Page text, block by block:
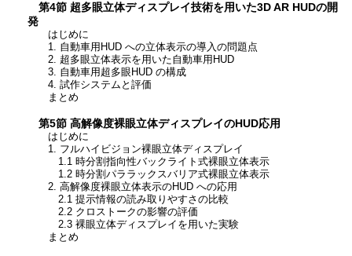
第4節 超多眼立体ディスプレイ技術を用いた3D AR HUDの開
発
はじめに
1. 自動車用HUD への立体表示の導入の問題点
2. 超多眼立体表示を用いた自動車用HUD
3. 自動車用超多眼HUD の構成
4. 試作システムと評価
まとめ
第5節 高解像度裸眼立体ディスプレイのHUD応用
はじめに
1. フルハイビジョン裸眼立体ディスプレイ
1.1 時分割指向性バックライト式裸眼立体表示
1.2 時分割パララックスバリア式裸眼立体表示
2. 高解像度裸眼立体表示のHUD への応用
2.1 提示情報の読み取りやすさの比較
2.2 クロストークの影響の評価
2.3 裸眼立体ディスプレイを用いた実験
まとめ